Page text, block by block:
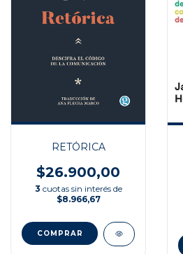
RETÓRICA
$26.900,00
3 cuotas sin interés de
$8.966,67